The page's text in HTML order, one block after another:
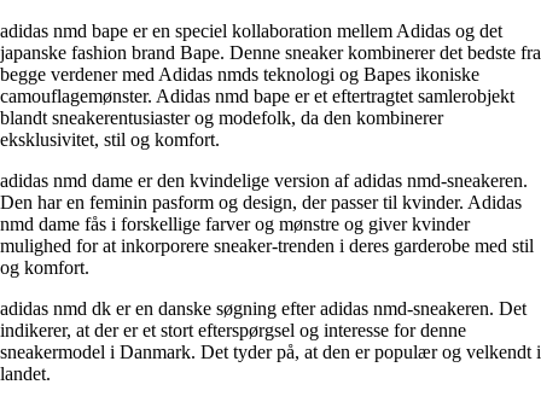
adidas nmd bape er en speciel kollaboration mellem Adidas og det
japanske fashion brand Bape. Denne sneaker kombinerer det bedste fra
begge verdener med Adidas nmds teknologi og Bapes ikoniske
camouflagemønster. Adidas nmd bape er et eftertragtet samlerobjekt
blandt sneakerentusiaster og modefolk, da den kombinerer
eksklusivitet, stil og komfort.
adidas nmd dame er den kvindelige version af adidas nmd-sneakeren.
Den har en feminin pasform og design, der passer til kvinder. Adidas
nmd dame fås i forskellige farver og mønstre og giver kvinder
mulighed for at inkorporere sneaker-trenden i deres garderobe med stil
og komfort.
adidas nmd dk er en danske søgning efter adidas nmd-sneakeren. Det
indikerer, at der er et stort efterspørgsel og interesse for denne
sneakermodel i Danmark. Det tyder på, at den er populær og velkendt i
landet.